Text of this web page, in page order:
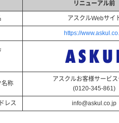
リニューアル前
アスクルWebサイ
https://
名称
アスクルお客様サービ
(0120-345-861)
レス info@askul.co.jp